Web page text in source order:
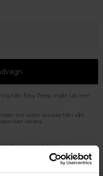
från Easy Peasy ingår. Läs mer
tiden tills varan skickas från vårt
kan variera.
dela upp med Svea.